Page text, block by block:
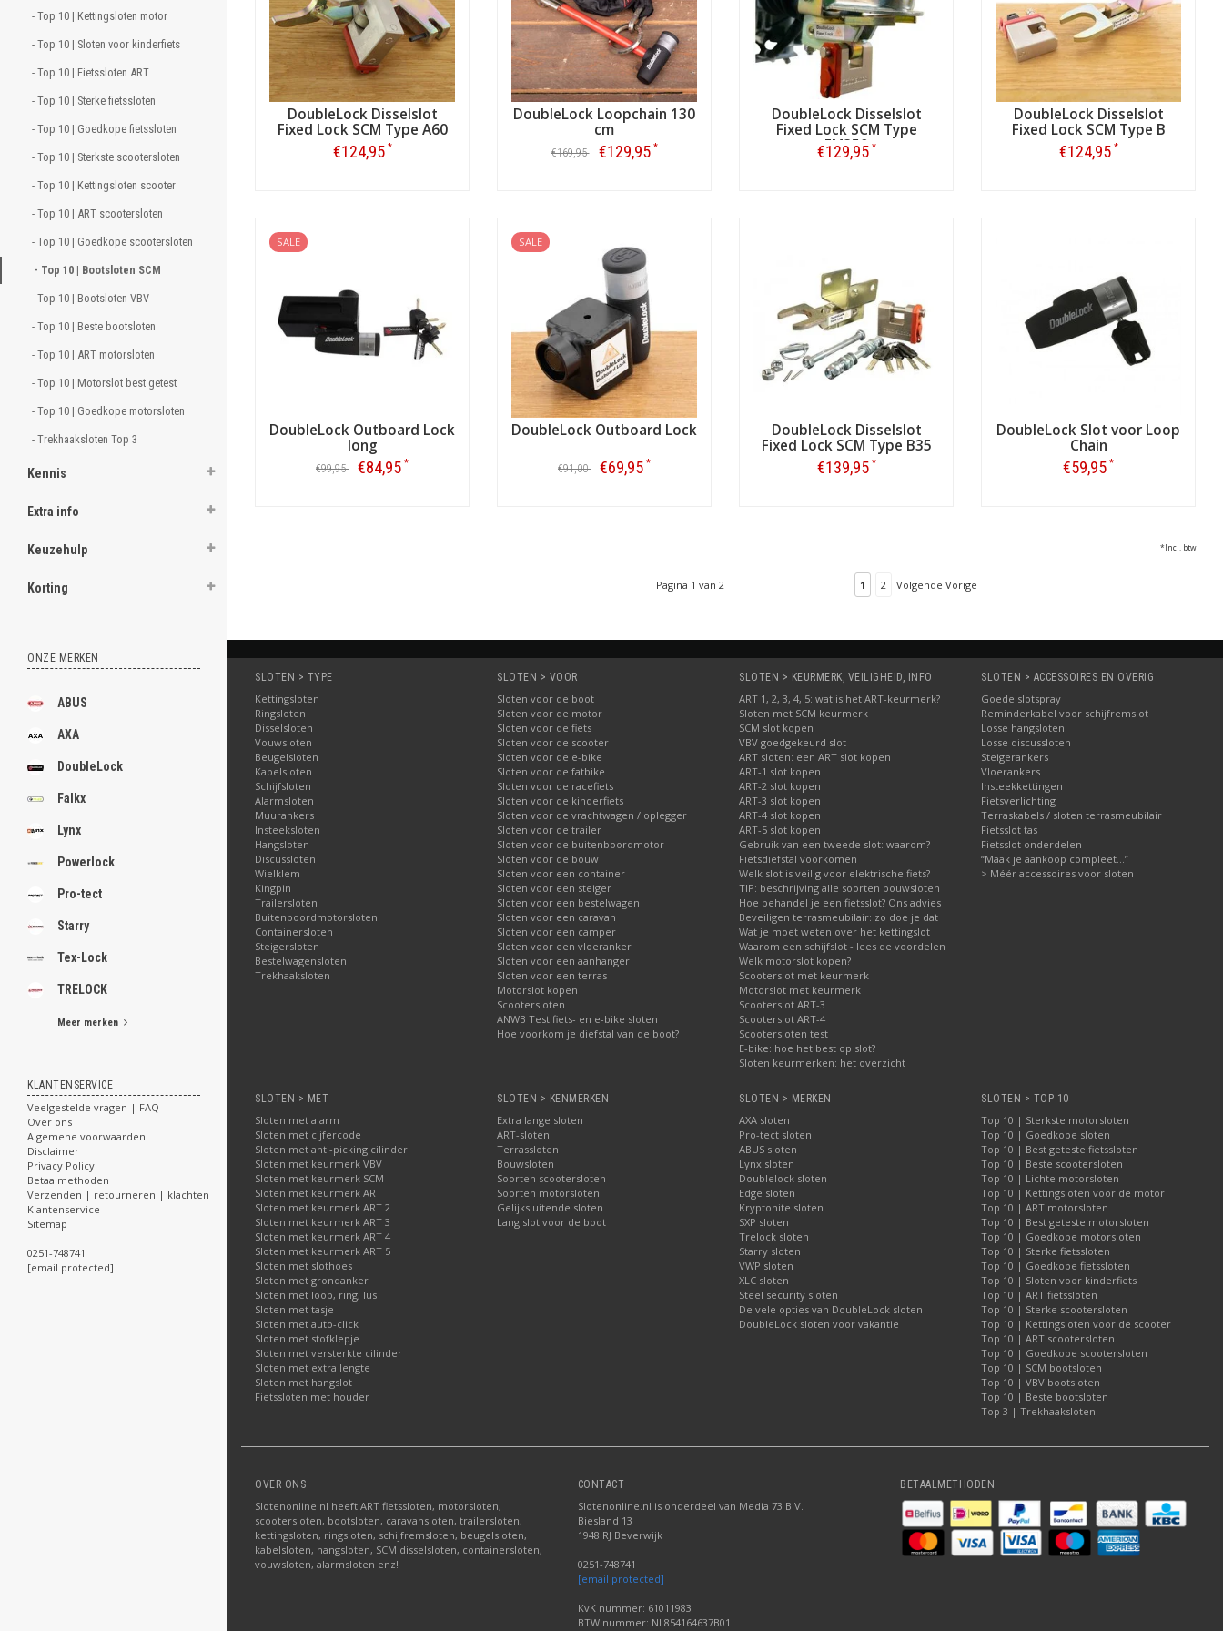
- Top 10 | Kettingsloten motor
- Top 10 | Sloten voor kinderfiets
- Top 10 | Fietssloten ART
- Top 10 | Sterke fietssloten
- Top 10 | Goedkope fietssloten
- Top 10 | Sterkste scootersloten
- Top 10 | Kettingsloten scooter
- Top 10 | ART scootersloten
- Top 10 | Goedkope scootersloten
- Top 10 | Bootsloten SCM
- Top 10 | Bootsloten VBV
- Top 10 | Beste bootsloten
- Top 10 | ART motorsloten
- Top 10 | Motorslot best getest
- Top 10 | Goedkope motorsloten
- Trekhaaksloten Top 3
Kennis
Extra info
Keuzehulp
Korting
ONZE MERKEN
ABUS
AXA
DoubleLock
Falkx
Lynx
Powerlock
Pro-tect
Starry
Tex-Lock
TRELOCK
Meer merken
KLANTENSERVICE
Veelgestelde vragen | FAQ
Over ons
Algemene voorwaarden
Disclaimer
Privacy Policy
Betaalmethoden
Verzenden | retourneren | klachten
Klantenservice
Sitemap
0251-748741
[email protected]
DoubleLock Disselslot
Fixed Lock SCM Type A60
€124,95 *
DoubleLock Loopchain 130
cm
€169,95 €129,95 *
DoubleLock Disselslot
Fixed Lock SCM Type
EM350
€129,95 *
DoubleLock Disselslot
Fixed Lock SCM Type B
€124,95 *
SALE
DoubleLock Outboard Lock
long
€99,95 €84,95 *
SALE
DoubleLock Outboard Lock
€91,00 €69,95 *
DoubleLock Disselslot
Fixed Lock SCM Type B35
€139,95 *
DoubleLock Slot voor Loop
Chain
€59,95 *
*Incl. btw
Pagina 1 van 2 1 2 Volgende Vorige
SLOTEN > TYPE
Kettingsloten
Ringsloten
Disselsloten
Vouwsloten
Beugelsloten
Kabelsloten
Schijfsloten
Alarmsloten
Muurankers
Insteeksloten
Hangsloten
Discussloten
Wielklem
Kingpin
Trailersloten
Buitenboordmotorsloten
Containersloten
Steigersloten
Bestelwagensloten
Trekhaaksloten
SLOTEN > VOOR
Sloten voor de boot
Sloten voor de motor
Sloten voor de fiets
Sloten voor de scooter
Sloten voor de e-bike
Sloten voor de fatbike
Sloten voor de racefiets
Sloten voor de kinderfiets
Sloten voor de vrachtwagen / oplegger
Sloten voor de trailer
Sloten voor de buitenboordmotor
Sloten voor de bouw
Sloten voor een container
Sloten voor een steiger
Sloten voor een bestelwagen
Sloten voor een caravan
Sloten voor een camper
Sloten voor een vloeranker
Sloten voor een aanhanger
Sloten voor een terras
Motorslot kopen
Scootersloten
ANWB Test fiets- en e-bike sloten
Hoe voorkom je diefstal van de boot?
SLOTEN > KEURMERK, VEILIGHEID, INFO
ART 1, 2, 3, 4, 5: wat is het ART-keurmerk?
Sloten met SCM keurmerk
SCM slot kopen
VBV goedgekeurd slot
ART sloten: een ART slot kopen
ART-1 slot kopen
ART-2 slot kopen
ART-3 slot kopen
ART-4 slot kopen
ART-5 slot kopen
Gebruik van een tweede slot: waarom?
Fietsdiefstal voorkomen
Welk slot is veilig voor elektrische fiets?
TIP: beschrijving alle soorten bouwsloten
Hoe behandel je een fietsslot? Ons advies
Beveiligen terrasmeubilair: zo doe je dat
Wat je moet weten over het kettingslot
Waarom een schijfslot - lees de voordelen
Welk motorslot kopen?
Scooterslot met keurmerk
Motorslot met keurmerk
Scooterslot ART-3
Scooterslot ART-4
Scootersloten test
E-bike: hoe het best op slot?
Sloten keurmerken: het overzicht
SLOTEN > ACCESSOIRES EN OVERIG
Goede slotspray
Reminderkabel voor schijfremslot
Losse hangsloten
Losse discussloten
Steigerankers
Vloerankers
Insteekkettingen
Fietsverlichting
Terraskabels / sloten terrasmeubilair
Fietsslot tas
Fietsslot onderdelen
“Maak je aankoop compleet…”
> Méér accessoires voor sloten
SLOTEN > MET
Sloten met alarm
Sloten met cijfercode
Sloten met anti-picking cilinder
Sloten met keurmerk VBV
Sloten met keurmerk SCM
Sloten met keurmerk ART
Sloten met keurmerk ART 2
Sloten met keurmerk ART 3
Sloten met keurmerk ART 4
Sloten met keurmerk ART 5
Sloten met slothoes
Sloten met grondanker
Sloten met loop, ring, lus
Sloten met tasje
Sloten met auto-click
Sloten met stofklepje
Sloten met versterkte cilinder
Sloten met extra lengte
Sloten met hangslot
Fietssloten met houder
SLOTEN > KENMERKEN
Extra lange sloten
ART-sloten
Terrassloten
Bouwsloten
Soorten scootersloten
Soorten motorsloten
Gelijksluitende sloten
Lang slot voor de boot
SLOTEN > MERKEN
AXA sloten
Pro-tect sloten
ABUS sloten
Lynx sloten
Doublelock sloten
Edge sloten
Kryptonite sloten
SXP sloten
Trelock sloten
Starry sloten
VWP sloten
XLC sloten
Steel security sloten
De vele opties van DoubleLock sloten
DoubleLock sloten voor vakantie
SLOTEN > TOP 10
Top 10 | Sterkste motorsloten
Top 10 | Goedkope sloten
Top 10 | Best geteste fietssloten
Top 10 | Beste scootersloten
Top 10 | Lichte motorsloten
Top 10 | Kettingsloten voor de motor
Top 10 | ART motorsloten
Top 10 | Best geteste motorsloten
Top 10 | Goedkope motorsloten
Top 10 | Sterke fietssloten
Top 10 | Goedkope fietssloten
Top 10 | Sloten voor kinderfiets
Top 10 | ART fietssloten
Top 10 | Sterke scootersloten
Top 10 | Kettingsloten voor de scooter
Top 10 | ART scootersloten
Top 10 | Goedkope scootersloten
Top 10 | SCM bootsloten
Top 10 | VBV bootsloten
Top 10 | Beste bootsloten
Top 3 | Trekhaaksloten
OVER ONS
Slotenonline.nl heeft ART fietssloten, motorsloten,
scootersloten, bootsloten, caravansloten, trailersloten,
kettingsloten, ringsloten, schijfremsloten, beugelsloten,
kabelsloten, hangsloten, SCM disselsloten, containersloten,
vouwsloten, alarmsloten enz!
CONTACT
Slotenonline.nl is onderdeel van Media 73 B.V.
Biesland 13
1948 RJ Beverwijk
0251-748741
[email protected]
KvK nummer: 61011983
BTW nummer: NL854164637B01
BETAALMETHODEN